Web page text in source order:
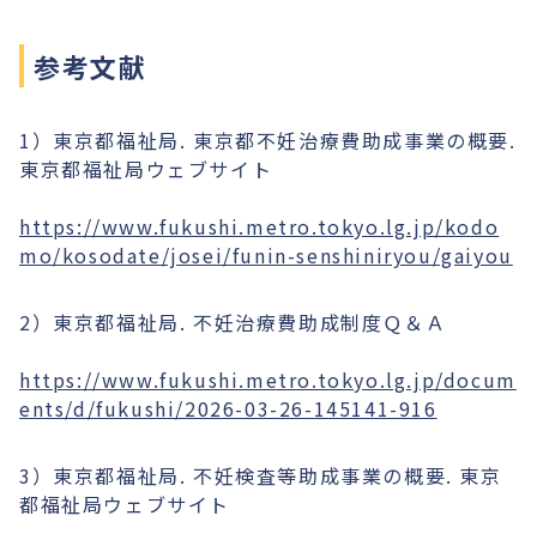
参考文献
1）東京都福祉局. 東京都不妊治療費助成事業の概要.
東京都福祉局ウェブサイト
https://www.fukushi.metro.tokyo.lg.jp/kodo
mo/kosodate/josei/funin-senshiniryou/gaiyou
2）東京都福祉局. 不妊治療費助成制度Ｑ＆Ａ
https://www.fukushi.metro.tokyo.lg.jp/docum
ents/d/fukushi/2026-03-26-145141-916
3）東京都福祉局. 不妊検査等助成事業の概要. 東京
都福祉局ウェブサイト